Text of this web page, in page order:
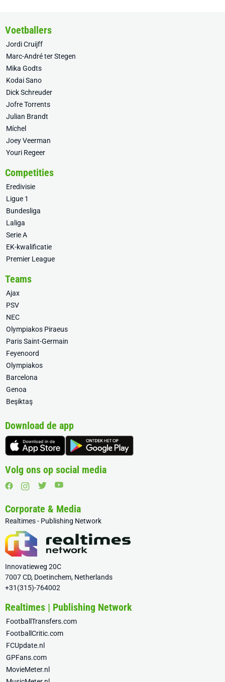
Voetballers
Jordi Cruijff
Marc-André ter Stegen
Mika Godts
Kodai Sano
Dick Schreuder
Jofre Torrents
Julian Brandt
Míchel
Joey Veerman
Youri Regeer
Competities
Eredivisie
Ligue 1
Bundesliga
Laliga
Serie A
EK-kwalificatie
Premier League
Teams
Ajax
PSV
NEC
Olympiakos Piraeus
Paris Saint-Germain
Feyenoord
Olympiakos
Barcelona
Genoa
Beşiktaş
Download de app
Volg ons op social media
Corporate & Media
Realtimes - Publishing Network
Innovatieweg 20C
7007 CD, Doetinchem, Netherlands
+31(315)-764002
Realtimes | Publishing Network
FootballTransfers.com
FootballCritic.com
FCUpdate.nl
GPFans.com
MovieMeter.nl